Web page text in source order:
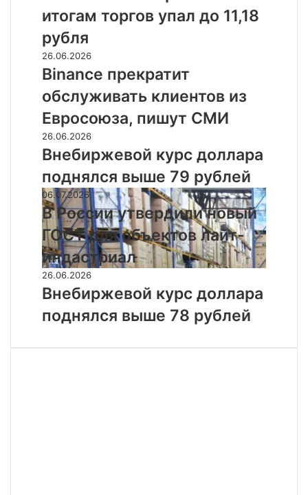
рублей
по
итогам
торгов
упал
до
11,18
рубля
итогам торгов упал до 11,18
рубля
Binance
прекратит
обслуживать
клиентов
из
Евросоюза,
пишут
СМИ
26.06.2026
Binance прекратит
обслуживать клиентов из
Евросоюза, пишут СМИ
Внебиржевой
курс
доллара
поднялся
выше
79
рублей
26.06.2026
Внебиржевой курс доллара
поднялся выше 79 рублей
В
России
утвердили
новый
ГОСТ
для
объектов
лайт-
06.07.2026
В России утвердили новый
ГОСТ для объектов лайт-
индастриал
Внебиржевой
курс
доллара
поднялся
78
26.06.2026
Внебиржевой курс доллара
поднялся выше 78 рублей